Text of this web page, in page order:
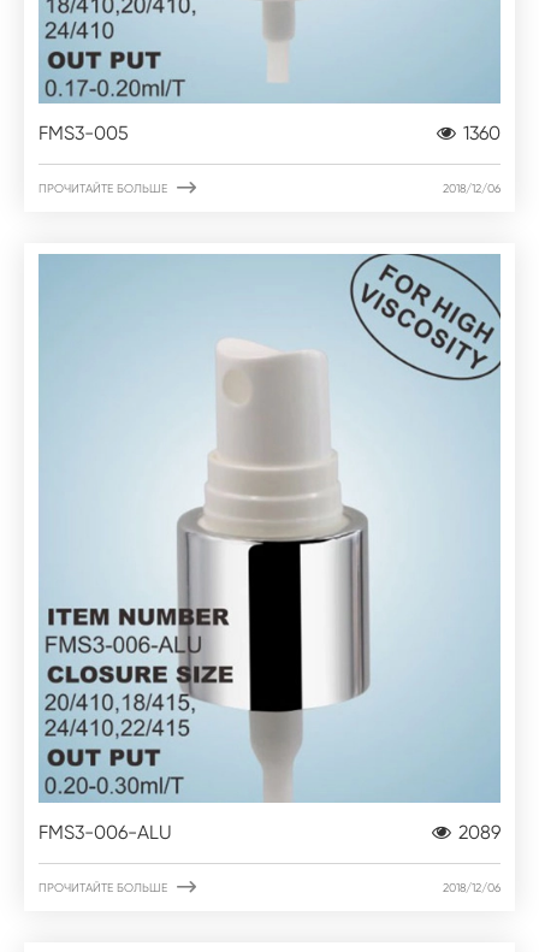
FMS3-005 1360
ПРОЧИТАЙТЕ БОЛЬШЕ  2018/12/06
FMS3-006-ALU 2089
ПРОЧИТАЙТЕ БОЛЬШЕ  2018/12/06